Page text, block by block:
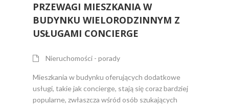
PRZEWAGI MIESZKANIA W
BUDYNKU WIELORODZINNYM Z
USŁUGAMI CONCIERGE
Nieruchomości - porady
Mieszkania w budynku oferujących dodatkowe
usługi, takie jak concierge, stają się coraz bardziej
popularne, zwłaszcza wśród osób szukających